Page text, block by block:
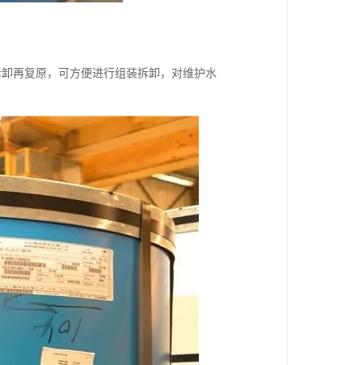
再复原，可方便进行组装拆卸，对维护水